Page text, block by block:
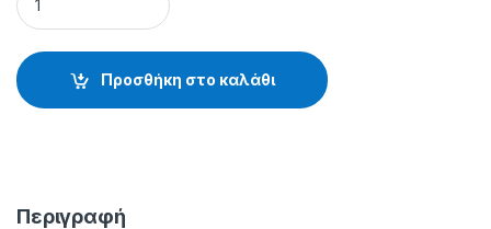
Προσθήκη στο καλάθι
Περιγραφή